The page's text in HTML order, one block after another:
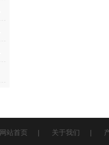
网站首页 | 关于我们 |